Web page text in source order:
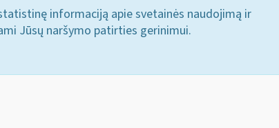
informaciją apie svetainės naudojimą ir
Jūsų naršymo patirties gerinimui.